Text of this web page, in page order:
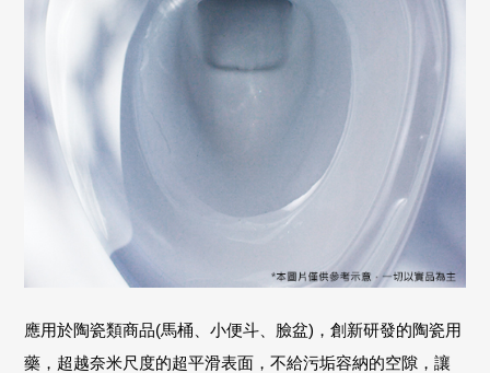
應用於陶瓷類商品(馬桶、小便斗、臉盆)，創新研發的陶瓷用
藥，超越奈米尺度的超平滑表面，不給污垢容納的空隙，讓